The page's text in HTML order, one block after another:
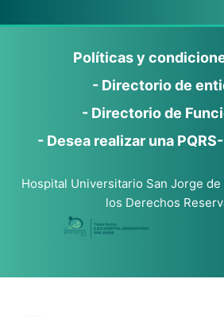
Políticas y
- Directorio de
- Directorio de
- Desea realizar una PQRS
Hospital Universitario San Jorge
los Derechos